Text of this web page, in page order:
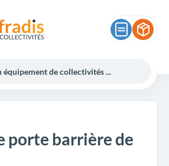
porte barrière de